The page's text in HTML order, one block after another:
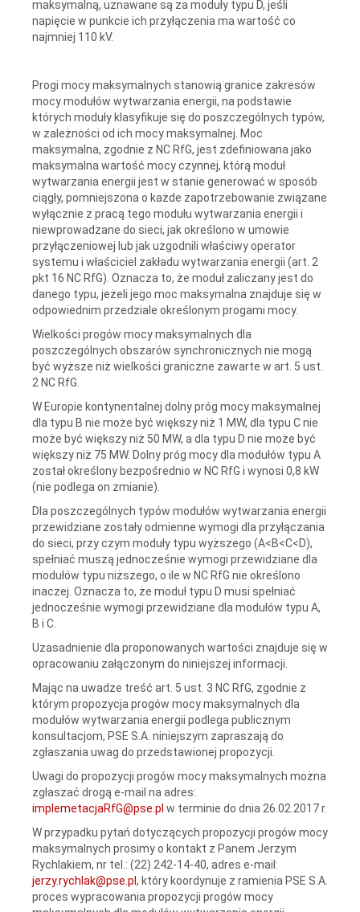
maksymalną, uznawane są za moduły typu D, jeśli
napięcie w punkcie ich przyłączenia ma wartość co
najmniej 110 kV.
Progi mocy maksymalnych stanowią granice zakresów
mocy modułów wytwarzania energii, na podstawie
których moduły klasyfikuje się do poszczególnych typów,
w zależności od ich mocy maksymalnej. Moc
maksymalna, zgodnie z NC RfG, jest zdefiniowana jako
maksymalna wartość mocy czynnej, którą moduł
wytwarzania energii jest w stanie generować w sposób
ciągły, pomniejszona o każde zapotrzebowanie związane
wyłącznie z pracą tego modułu wytwarzania energii i
niewprowadzane do sieci, jak określono w umowie
przyłączeniowej lub jak uzgodnili właściwy operator
systemu i właściciel zakładu wytwarzania energii (art. 2
pkt 16 NC RfG). Oznacza to, że moduł zaliczany jest do
danego typu, jeżeli jego moc maksymalna znajduje się w
odpowiednim przedziale określonym progami mocy.
Wielkości progów mocy maksymalnych dla
poszczególnych obszarów synchronicznych nie mogą
być wyższe niż wielkości graniczne zawarte w art. 5 ust.
2 NC RfG.
W Europie kontynentalnej dolny próg mocy maksymalnej
dla typu B nie może być większy niż 1 MW, dla typu C nie
może być większy niż 50 MW, a dla typu D nie może być
większy niż 75 MW. Dolny próg mocy dla modułów typu A
został określony bezpośrednio w NC RfG i wynosi 0,8 kW
(nie podlega on zmianie).
Dla poszczególnych typów modułów wytwarzania energii
przewidziane zostały odmienne wymogi dla przyłączania
do sieci, przy czym moduły typu wyższego (A<B<C<D),
spełniać muszą jednocześnie wymogi przewidziane dla
modułów typu niższego, o ile w NC RfG nie określono
inaczej. Oznacza to, że moduł typu D musi spełniać
jednocześnie wymogi przewidziane dla modułów typu A,
B i C.
Uzasadnienie dla proponowanych wartości znajduje się w
opracowaniu załączonym do niniejszej informacji.
Mając na uwadze treść art. 5 ust. 3 NC RfG, zgodnie z
którym propozycja progów mocy maksymalnych dla
modułów wytwarzania energii podlega publicznym
konsultacjom, PSE S.A. niniejszym zapraszają do
zgłaszania uwag do przedstawionej propozycji.
Uwagi do propozycji progów mocy maksymalnych można
zgłaszać drogą e-mail na adres:
implemetacjaRfG@pse.pl w terminie do dnia 26.02.2017 r.
W przypadku pytań dotyczących propozycji progów mocy
maksymalnych prosimy o kontakt z Panem Jerzym
Rychlakiem, nr tel.: (22) 242-14-40, adres e-mail:
jerzy.rychlak@pse.pl , który koordynuje z ramienia PSE S.A.
proces wypracowania propozycji progów mocy